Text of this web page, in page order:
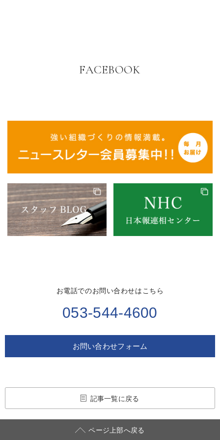
FACEBOOK
お電話でのお問い合わせはこちら
053-544-4600
お問い合わせフォーム
記事一覧に戻る
ページ上部へ戻る